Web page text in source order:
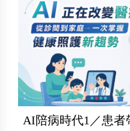
AI陪病時代1／患